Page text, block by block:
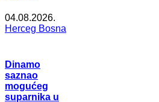
04.08.2026.
Herceg Bosna
Dinamo
saznao
mogućeg
suparnika u